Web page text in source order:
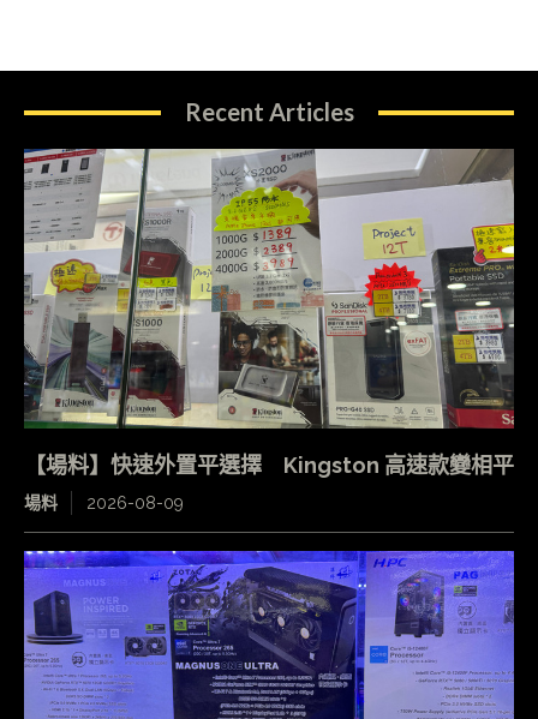
Recent Articles
【場料】快速外置平選擇 Kingston 高速款變相平
場料 2026-08-09